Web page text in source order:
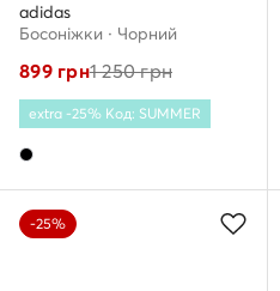
adidas
Босоніжки · Чорний
899грн1 250грн
extra -25% Код: SUMMER
-25%